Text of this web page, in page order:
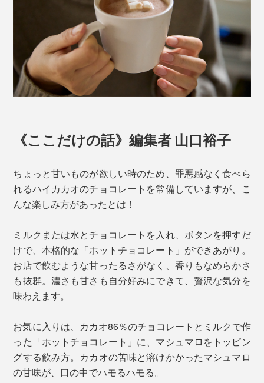
《ここだけの話》編集者 山口裕子
ちょっと甘いものが欲しい時のため、罪悪感なく食べら
れるハイカカオのチョコレートを常備していますが、こ
んな楽しみ方があったとは！
ミルクまたは水とチョコレートを入れ、ボタンを押すだ
けで、本格的な「ホットチョコレート」ができあがり。
お店で飲むような甘ったるさがなく、香りもなめらかさ
も抜群。濃さも甘さも自分好みにできて、贅沢な気分を
味わえます。
お気に入りは、カカオ86％のチョコレートとミルクで作
った「ホットチョコレート」に、マシュマロをトッピン
グする飲み方。カカオの苦味と溶けかかったマシュマロ
の甘味が、口の中でハモるハモる。